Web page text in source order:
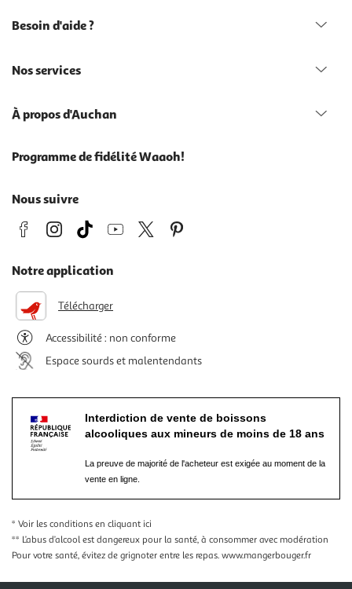
Besoin d'aide ?
Nos services
À propos d'Auchan
Programme de fidélité Waaoh!
Nous suivre
Notre application
Télécharger
Accessibilité : non conforme
Espace sourds et malentendants
Interdiction de vente de boissons
alcooliques aux mineurs de moins de 18 ans
La preuve de majorité de l'acheteur est exigée au moment de la
vente en ligne.
* Voir les conditions en cliquant ici
** L’abus d’alcool est dangereux pour la santé, à consommer avec modération
Pour votre santé, évitez de grignoter entre les repas. www.mangerbouger.fr